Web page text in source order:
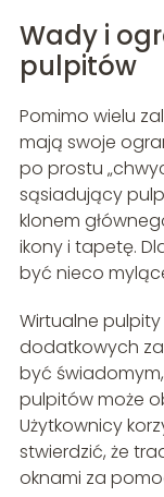
Wady i
pulpitów
Pomimo wielu
mają swoje
po prostu
sąsiadujący
klonem
ikony i tapetę.
być nieco
Wirtualne
dodatkowych
być
pulpitów może
Użytkownicy
stwierdzić, że
oknami za